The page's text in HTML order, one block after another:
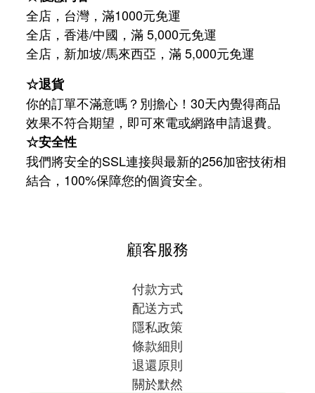
全店，台灣，滿1000元免運
全店，香港/中國，滿 5,000元免運
全店，新加坡/馬來西亞，滿 5,000元免運
☆退貨
你的訂單不滿意嗎？別擔心！30天內覺得商品
效果不符合期望，即可來電或網路申請退費。
☆安全性
我們將安全的SSL連接與最新的256加密技術相
結合，100%保障您的個資安全。
顧客服務
付款方式
配送方式
隱私政策
條款細則
退還原則
關於默然